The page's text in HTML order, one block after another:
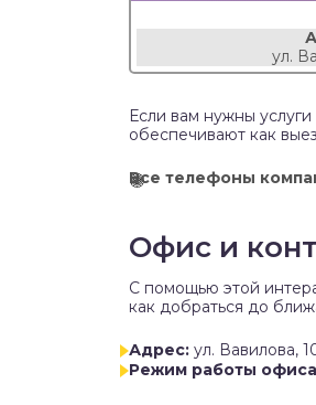
ул.
Если вам нужны
обеспечивают как
Все телефоны
Офис и
C помощью этой
как добраться до
Адрес: ул. Вавилова,
Режим работы